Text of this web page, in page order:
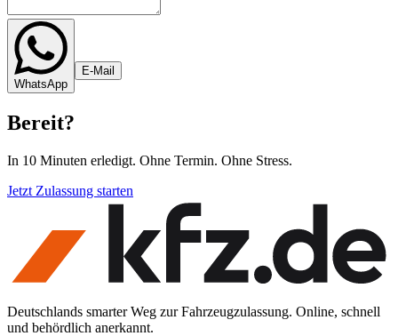
WhatsApp
E-Mail
Bereit?
In 10 Minuten erledigt. Ohne Termin. Ohne Stress.
Jetzt Zulassung starten
Deutschlands smarter Weg zur Fahrzeugzulassung. Online, schnell
und behördlich anerkannt.